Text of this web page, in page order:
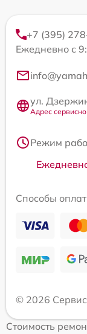
+7 (395)
Ежедневно с
ул.
Адрес
Режим
Способы
© 2026
Стоимость